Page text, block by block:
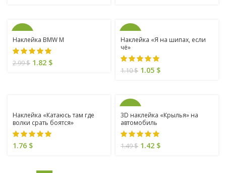
Наклейка BMW M
2.99$ 1.82 $
Наклейка «Я на шипах, если
чё»
1.10$ 1.05 $
Наклейка «Катаюсь там где
волки срать боятся»
1.76 $
3D наклейка «Крылья» на
автомобиль
1.49$ 1.42 $